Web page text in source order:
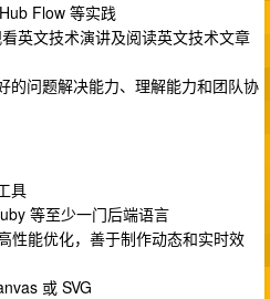
Flow 等实践
英文技术演讲及阅读英文技术文章
的问题解决能力、理解能力和团队协
具
等至少一门后端语言
性能优化，善于制作动态和实时效
或 SVG